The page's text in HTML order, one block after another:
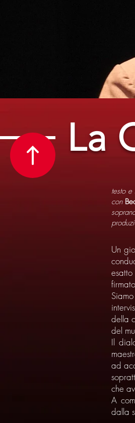
La
testo
con
Un
della
del
Il
ad
che
A
dalla